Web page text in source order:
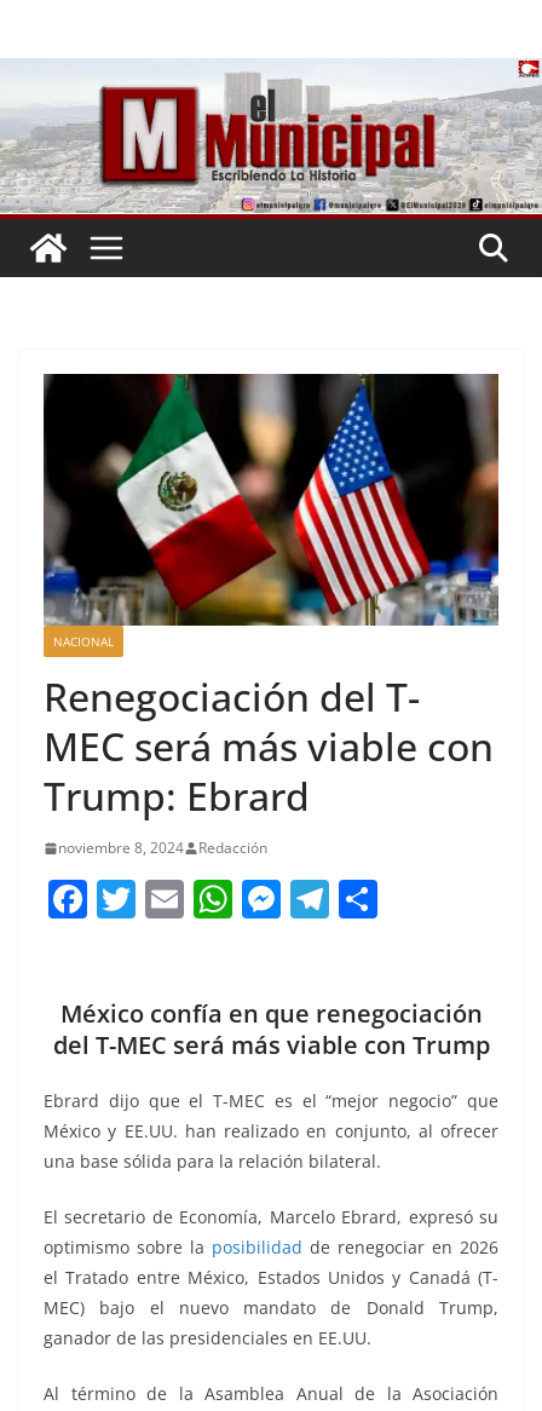
NACIONAL
Renegociación del T-
MEC será más viable con
Trump: Ebrard
noviembre 8, 2024 Redacción
F
e
b
o
o
k
T
er
E
l
W
s
A
p
p
M
e
n
g
er
T
gr
a
m
p
ar
tir
México confía en que renegociación
del T-MEC será más viable con Trump
Ebrard dijo que el T-MEC es el “mejor negocio” que
México y EE.UU. han realizado en conjunto, al ofrecer
una base sólida para la relación bilateral.
El secretario de Economía, Marcelo Ebrard, expresó su
optimismo sobre la posibilidad de renegociar en 2026
el Tratado entre México, Estados Unidos y Canadá (T-
MEC) bajo el nuevo mandato de Donald Trump,
ganador de las presidenciales en EE.UU.
Al término de la Asamblea Anual de la Asociación